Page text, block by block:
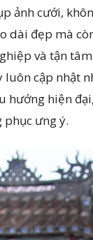
ảnh cưới,
dài đẹp mà
và tận
cập nhật
hướng hiện
ưng ý.